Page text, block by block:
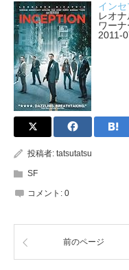
イン
レオ
ワー
2011-
投稿者: tatsutatsu
SF
コメント: 0
前のページ